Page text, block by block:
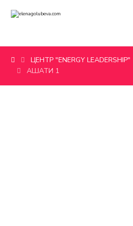
ЦЕНТР "ENERGY LEADERSHIP"
АШАТИ 1